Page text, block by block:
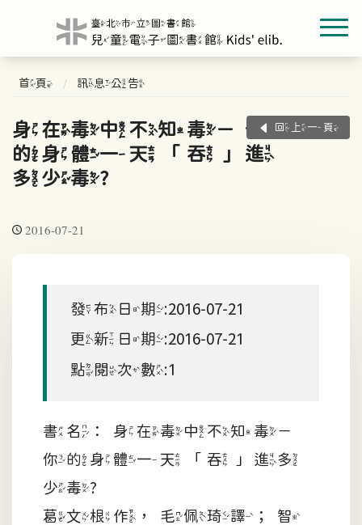
首頁 訊息公告
身在毒中不知毒－你
的身體一天「吞」進
多少毒?
回上一頁
2016-07-21
發布日期:2016-07-21
更新日期:2016-07-21
點閱次數:1
書名：身在毒中不知毒－
你的身體一天「吞」進多
少毒?
葛文根作，毛佩琦譯；智